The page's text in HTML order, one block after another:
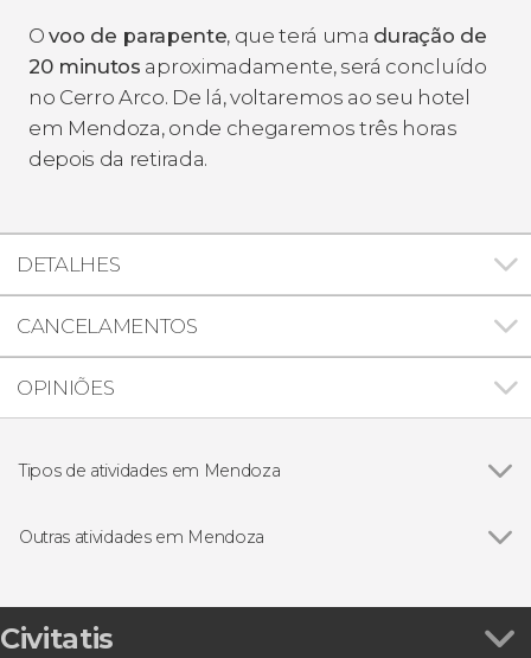
Ovoo de parapente, que terá uma duração de
20 minutos aproximadamente, será concluído
no Cerro Arco. De lá, voltaremos ao seu hotel
em Mendoza, onde chegaremos três horas
depois da retirada.
DETALHES
CANCELAMENTOS
OPINIÕES
Tipos de atividades em Mendoza
Excursões de um dia saindo de Mendoza
Outras atividades em Mendoza
Free tour pela Cidade Nova de Mendoza
Aluguel de bicicleta em Maipú
Civitatis